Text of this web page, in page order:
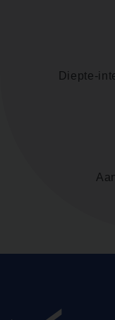
Diepte-